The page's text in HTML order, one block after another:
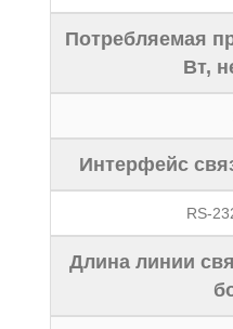
Потребляемая
Вт,
Интерфейс
RS-
Длина линии